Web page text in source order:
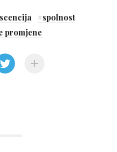
#spolnost
promjene